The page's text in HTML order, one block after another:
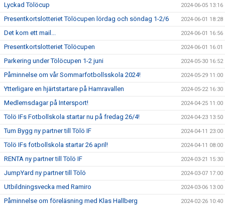
Lyckad Tölöcup 2024-06-05 13:16
Presentkortslotteriet Tölöcupen lördag och söndag 1-2/6 2024-06-01 18:28
Det kom ett mail... 2024-06-01 16:56
Presentkortslotteriet Tölöcupen 2024-06-01 16:01
Parkering under Tölöcupen 1-2 juni 2024-05-30 16:52
Påminnelse om vår Sommarfotbollsskola 2024! 2024-05-29 11:00
Ytterligare en hjärtstartare på Hamravallen 2024-05-22 16:30
Medlemsdagar på Intersport! 2024-04-25 11:00
Tölö IFs Fotbollskola startar nu på fredag 26/4! 2024-04-23 13:50
Tum Bygg ny partner till Tölö IF 2024-04-11 23:00
Tölö IFs fotbollskola startar 26 april! 2024-04-11 08:00
RENTA ny partner till Tölö IF 2024-03-21 15:30
JumpYard ny partner till Tölö 2024-03-07 17:00
Utbildningsvecka med Ramiro 2024-03-06 13:00
Påminnelse om föreläsning med Klas Hallberg 2024-02-26 10:40